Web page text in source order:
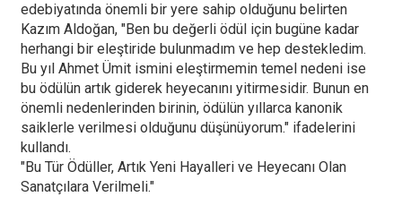
edebiyatında önemli bir yere sahip olduğunu belirten
Kazım Aldoğan, "Ben bu değerli ödül için bugüne kadar
herhangi bir eleştiride bulunmadım ve hep destekledim.
Bu yıl Ahmet Ümit ismini eleştirmemin temel nedeni ise
bu ödülün artık giderek heyecanını yitirmesidir. Bunun en
önemli nedenlerinden birinin, ödülün yıllarca kanonik
saiklerle verilmesi olduğunu düşünüyorum." ifadelerini
kullandı.
"Bu Tür Ödüller, Artık Yeni Hayalleri ve Heyecanı Olan
Sanatçılara Verilmeli."